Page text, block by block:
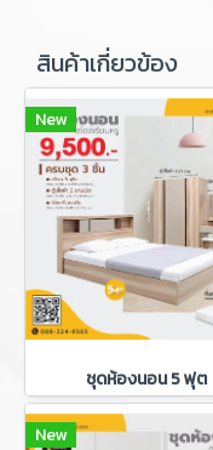
สินค้าเกี่ยวข้อง
New
ชุดห้องนอน 5 ฟุต
New